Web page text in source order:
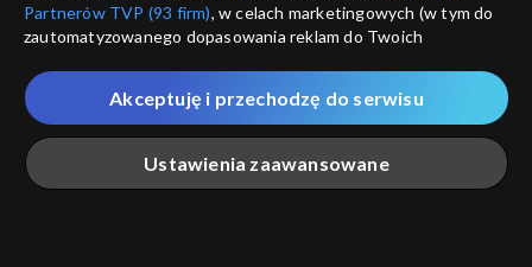
Anna Dymna – spotkajmy się
Łukasz Kosiara, 02.09.2022
Anna Dymna – spotkajmy się
Agnieszka Trela, 03.06.2022
Partnerów TVP (93 firm), w celach marketingowych (w tym do
zautomatyzowanego dopasowania reklam do Twoich
które wskazujemy poniżej, a także zgody na udostępnianie
przez nas identyfikatora PPID do Google.
Twoje dane osobowe zbierane podczas odwiedzania przez
Ciebie naszych
poszczególnych serwisówzwanych dalej
„Portalem”, w tym informacje zapisywane za pomocą
Ustawienia zaawansowane
Akceptuję i przechodzę do serwisu